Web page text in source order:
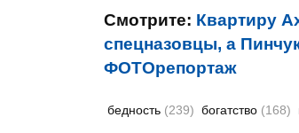
Смотрите: Квартиру
спецназовцы, а
ФОТОрепортаж
бедность (239) богатство (168)